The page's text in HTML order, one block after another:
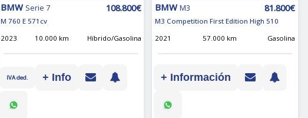
BMW Serie 7 108.800€
M 760 E 571cv
2023
10.000 km Híbrido/Gasolina
IVA ded. + Info
BMW M3 81.800€
M3 Competition First Edition High 510
2021
57.000 km Gasolina
+ Información